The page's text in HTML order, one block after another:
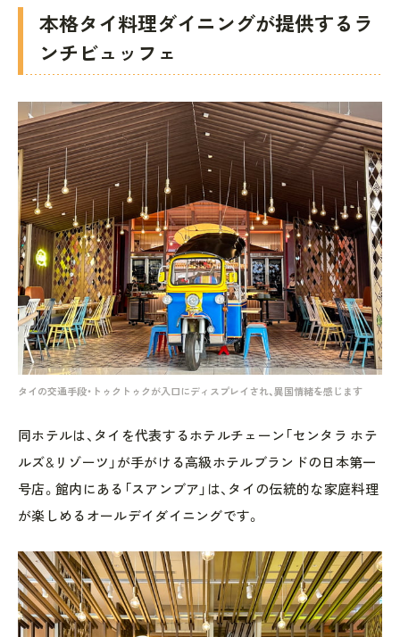
本格タイ料理ダイニングが提供するラ
ンチビュッフェ
タイの交通手段・トゥクトゥクが入口にディスプレイされ、異国情緒を感じます
同ホテルは、タイを代表するホテルチェーン「センタラ ホテ
ルズ&リゾーツ」が手がける高級ホテルブランドの日本第一
号店。館内にある「スアンブア」は、タイの伝統的な家庭料理
が楽しめるオールデイダイニングです。